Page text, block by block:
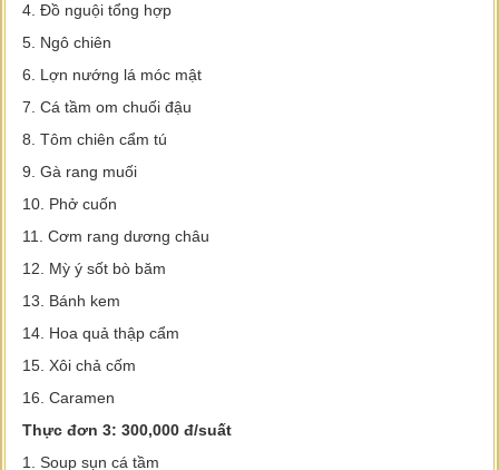
4. Đồ nguội tổng hợp
5. Ngô chiên
6. Lợn nướng lá móc mật
7. Cá tầm om chuối đậu
8. Tôm chiên cẩm tú
9. Gà rang muối
10. Phở cuốn
11. Cơm rang dương châu
12. Mỳ ý sốt bò băm
13. Bánh kem
14. Hoa quả thập cẩm
15. Xôi chả cốm
16. Caramen
Thực đơn 3: 300,000 đ/suất
1. Soup sụn cá tầm